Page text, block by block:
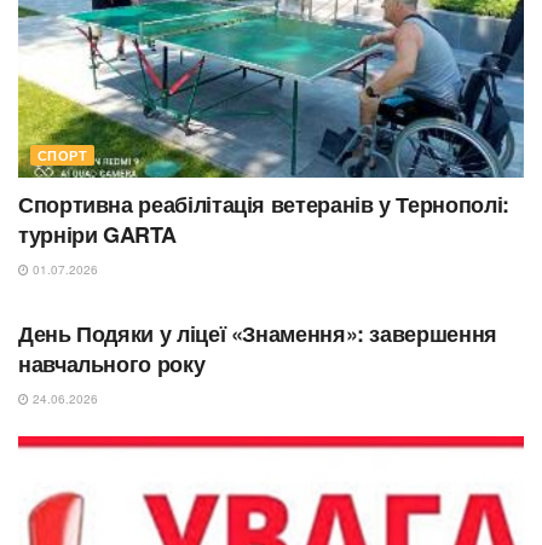
СПОРТ
Спортивна реабілітація ветеранів у Тернополі:
турніри GARTA
01.07.2026
День Подяки у ліцеї «Знамення»: завершення
навчального року
24.06.2026